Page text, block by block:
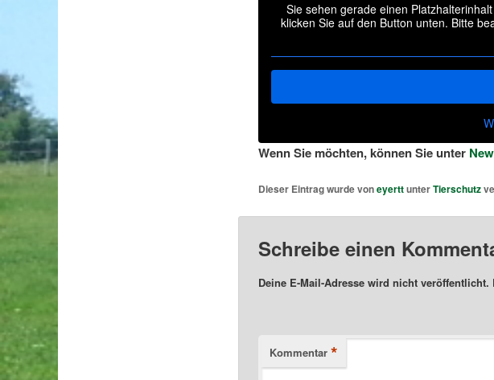
Sie sehen gerade einen
klicken Sie auf den Button unten. Bitte
Wenn Sie möchten, können Sie unter
Dieser Eintrag wurde voneyerttunterTierschutz
Schreibe einen
Deine E-Mail-Adresse wird nicht veröffentlicht.
Kommentar *